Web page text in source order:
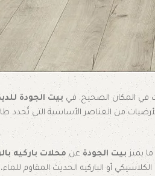
في المكان الصحيح. في بيت الجودة
الأرضيات من العناصر الأساسية التي
يميز بيت الجودةعن محلات باركيه
أو الباركيه الحديث المقاوم